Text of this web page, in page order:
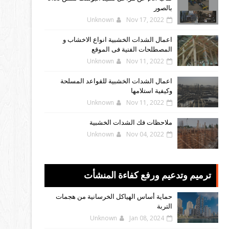
بالصور
Unknown Nov 17, 2022
اعمال الشدات الخشبية انواع الاخشاب و
المصطلحات الفنية فى الموقع
Unknown Nov 11, 2022
اعمال الشدات الخشبية للقواعد المسلحة
وكيفية استلامها
Unknown Nov 11, 2022
ملاحظات فك الشدات الخشبية
Unknown Nov 04, 2022
ترميم وتدعيم ورفع كفاءة المنشأت
حماية أساس الهياكل الخرسانية من هجمات
التربة
Unknown Jan 08, 2024